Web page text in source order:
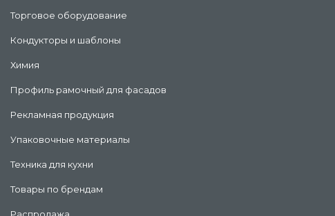
Торговое оборудование
Кондукторы и шаблоны
Химия
Профиль рамочный для фасадов
Рекламная продукция
Упаковочные материалы
Техника для кухни
Товары по брендам